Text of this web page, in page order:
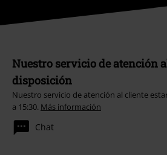
Nuestro servicio de atención
disposición
Nuestro servicio de atención al cliente
a 15:30. Más información
Chat